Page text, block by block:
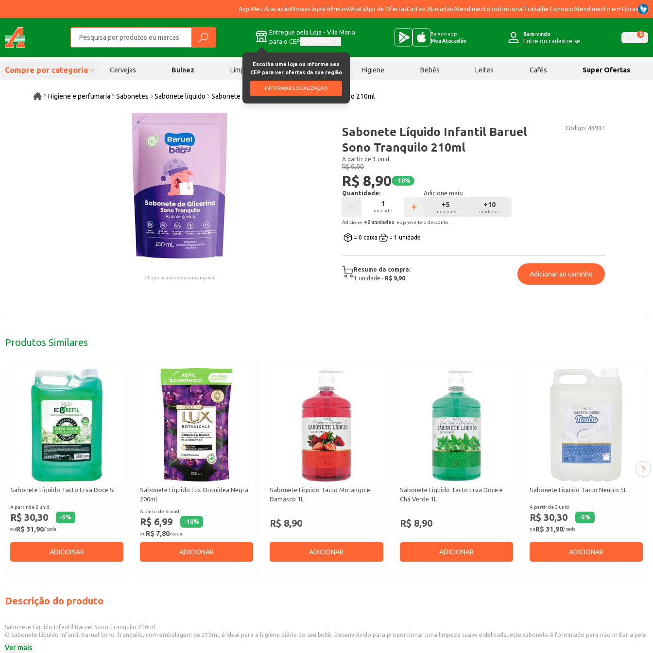
App Meu AtacadãoNossas lojasFolhetosWhatsApp de OfertasCartão AtacadãoAtendimentoInstitucional Trabalhe ConoscoAtendimento em Libras
Entregue pela Loja - Vila Maria
para o CEP
Escolha uma loja ou informe seu
CEP para ver ofertas da sua região
INFORMAR LOCALIZAÇÃO
Baixe o app
Meu Atacadão
Bem-vindo
Entre ou cadastre-se
0
Compre por categoria Cervejas Bulnez Limpeza Chocolates Higiene Bebês Leites Cafés Super Ofertas
Higiene e perfumaria Sabonetes Sabonete líquido Sabonete Líquido Infantil Baruel Sono Tranquilo 210ml
Clique na imagem para ampliar.
Código: 43907
Sabonete Líquido Infantil Baruel
Sono Tranquilo 210ml
A partir de 3 unid.
R$ 9,90
R$ 8,90 -10%
Quantidade:
unidade
Adicione mais:
+5
unidades
+10
unidades
Adicione +2 unidades e aproveite o desconto
= 0 caixa = 1 unidade
Resumo da compra:
1 unidade · R$ 9,90
Adicionar ao carrinho
Produtos Similares
Sabonete Líquido Tacto Erva Doce 5L
A partir de 2 unid.
R$ 30,30 -5%
ouR$ 31,90/ cada
ADICIONAR
Sabonete Líquido Lux Orquídea Negra
200ml
A partir de 3 unid.
R$ 6,99 -10%
ouR$ 7,80/ cada
ADICIONAR
Sabonete Líquido Tacto Morango e
Damasco 1L
R$ 8,90
ADICIONAR
Sabonete Líquido Tacto Erva Doce e
Chá Verde 1L
R$ 8,90
ADICIONAR
Sabonete Líquido Tacto Neutro 5L
A partir de 2 unid.
R$ 30,30 -5%
ouR$ 31,90/ cada
ADICIONAR
Descrição do produto
Sabonete Líquido Infantil Baruel Sono Tranquilo 210ml
O Sabonete Líquido Infantil Baruel Sono Tranquilo, com embalagem de 210ml, é ideal para a higiene diária do seu bebê. Desenvolvido para proporcionar uma limpeza suave e delicada, este sabonete é formulado para não irritar a pele
Este produto é indicado para:
Ver mais